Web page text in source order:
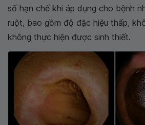
số hạn chế khi áp dụng cho bệnh
ruột, bao gồm độ đặc hiệu thấp,
không thực hiện được sinh thiết.